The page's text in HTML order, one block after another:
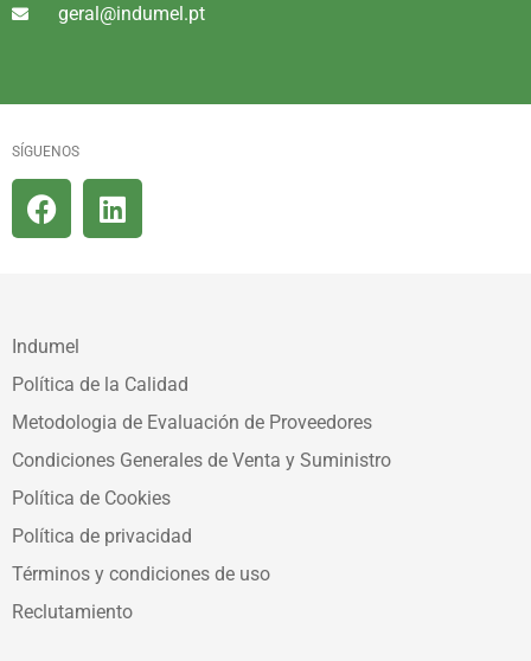
geral@indumel.pt
SÍGUENOS
Indumel
Política de la Calidad
Metodologia de Evaluación de Proveedores
Condiciones Generales de Venta y Suministro
Política de Cookies
Política de privacidad
Términos y condiciones de uso
Reclutamiento